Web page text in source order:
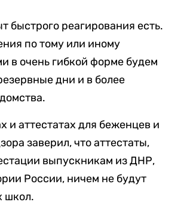
быстрого реагирования есть.
по тому или иному
в очень гибкой форме будем
дни и в более
и аттестатах для беженцев и
заверил, что аттестаты,
выпускникам из ДНР,
России, ничем не будут
школ.